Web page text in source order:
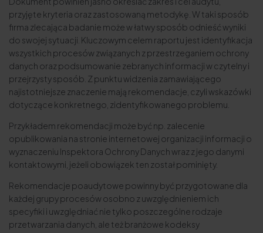
przyjęte kryteria oraz zastosowaną metodykę. W taki sposób
firma zlecająca badanie może w łatwy sposób odnieść wyniki
do swojej sytuacji. Kluczowym celem raportu jest identyfikacja
wszystkich procesów związanych z przestrzeganiem ochrony
danych oraz podsumowanie zebranych informacji w czytelny i
przejrzysty sposób. Z punktu widzenia zamawiającego
najistotniejsze znaczenie mają rekomendacje, czyli wskazówki
dotyczące konkretnego, zidentyfikowanego problemu.
Przykładem rekomendacji może być np. zalecenie
opublikowania na stronie internetowej organizacji informacji o
wyznaczeniu Inspektora Ochrony Danych wraz z jego danymi
kontaktowymi, jeżeli obowiązek ten został pominięty.
Rekomendacje poaudytowe powinny być przygotowane dla
każdej grupy procesów osobno z uwzględnieniem ich
specyfiki i uwzględniać nie tylko poszczególne rodzaje
przetwarzania danych, ale też branżowe kodeksy